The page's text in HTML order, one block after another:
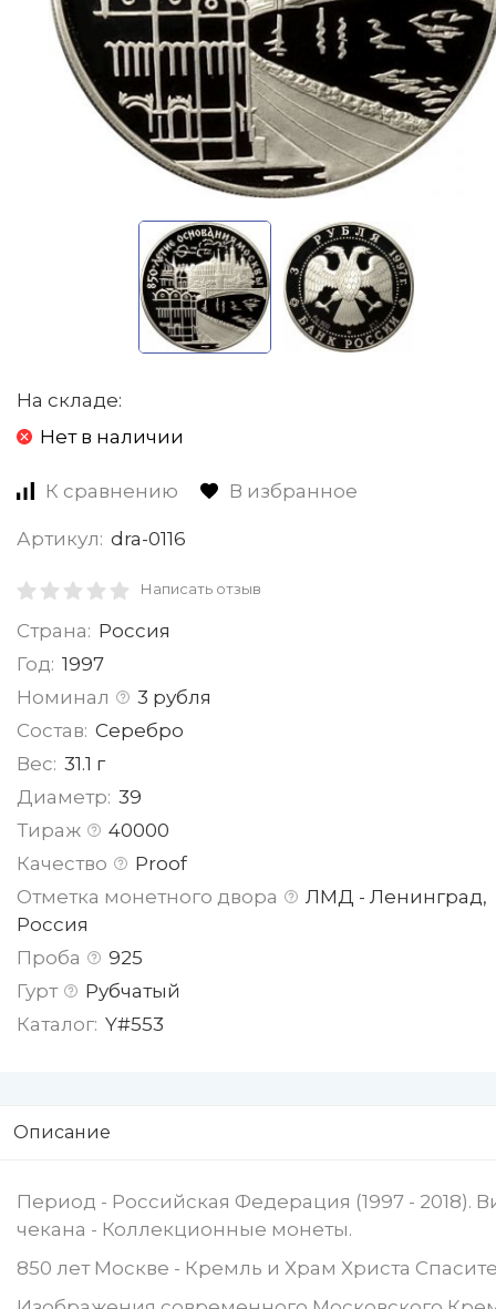
На складе:
Нет в наличии
К сравнению В избранное
Артикул: dra-0116
Написать отзыв
Страна: Россия
Год: 1997
Номинал
3 рубля
Состав: Серебро
Вес: 31.1 г
Диаметр: 39
Тираж
40000
Качество
Proof
Отметка монетного двора
ЛМД - Ленинград,
Россия
Проба
925
Гурт
Рубчатый
Каталог: Y#553
Описание
Период - Российская Федерация (1997 - 2018).
чекана - Коллекционные монеты.
850 лет Москве - Кремль и Храм Христа